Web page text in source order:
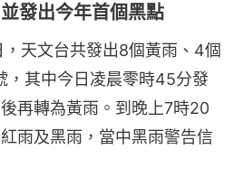
發出今年首個黑點
天文台共發出8個黃雨、4個
，其中今日凌晨零時45分發
再轉為黃雨。到晚上7時20
雨及黑雨，當中黑雨警告信